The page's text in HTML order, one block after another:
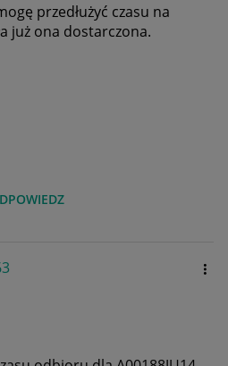
przedłużyć czasu na
już ona dostarczona.
3